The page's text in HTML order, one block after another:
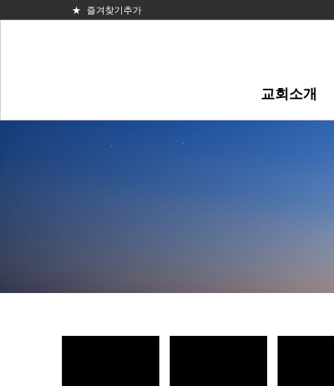
★ 즐겨찾기추가
교회소개